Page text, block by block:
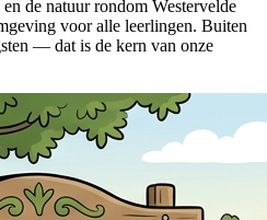
de natuur rondom Westervelde
voor alle leerlingen. Buiten
— dat is de kern van onze